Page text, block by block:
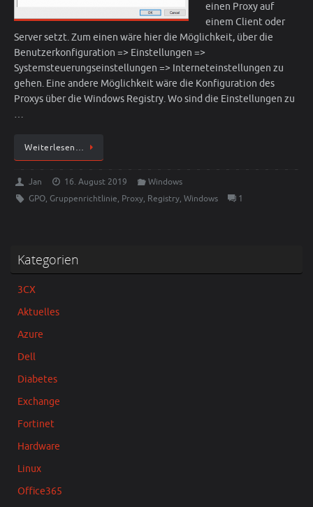
einen Proxy auf
einem Client oder
Server setzt. Zum einen wäre hier die Möglichkeit, über die
Benutzerkonfiguration => Einstellungen =>
Systemsteuerungseinstellungen => Interneteinstellungen zu
gehen. Eine andere Möglichkeit wäre die Konfiguration des
Proxys über die Windows Registry. Wo sind die Einstellungen zu
…
Weiterlesen…
Jan 16. August 2019
Windows
GPO, Gruppenrichtlinie, Proxy, Registry, Windows 1
Kategorien
3CX
Aktuelles
Azure
Dell
Diabetes
Exchange
Fortinet
Hardware
Linux
Office365